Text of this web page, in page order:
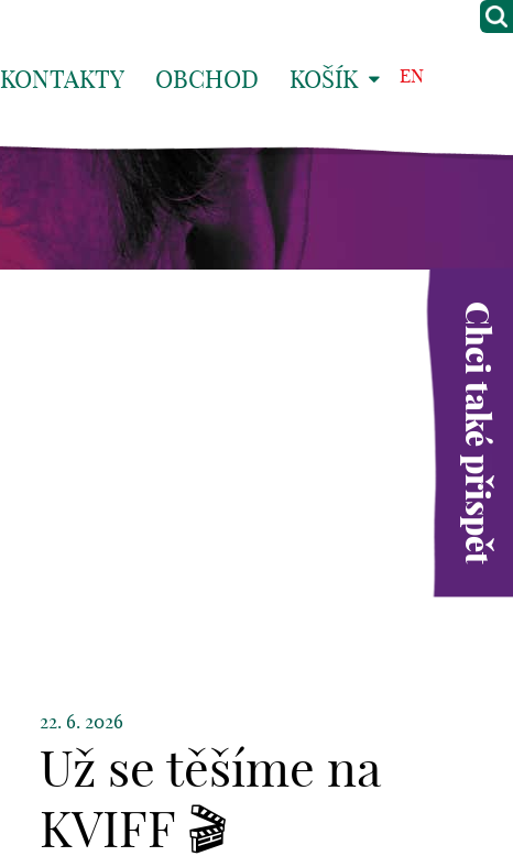
KONTAKTY OBCHOD KOŠÍK EN
Chci také přispět
22. 6. 2026
Už se těšíme na
KVIFF 🎬